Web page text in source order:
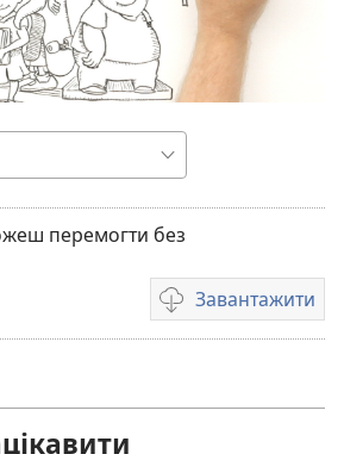
перемогти без
Завантажити
Параметри
завантаження